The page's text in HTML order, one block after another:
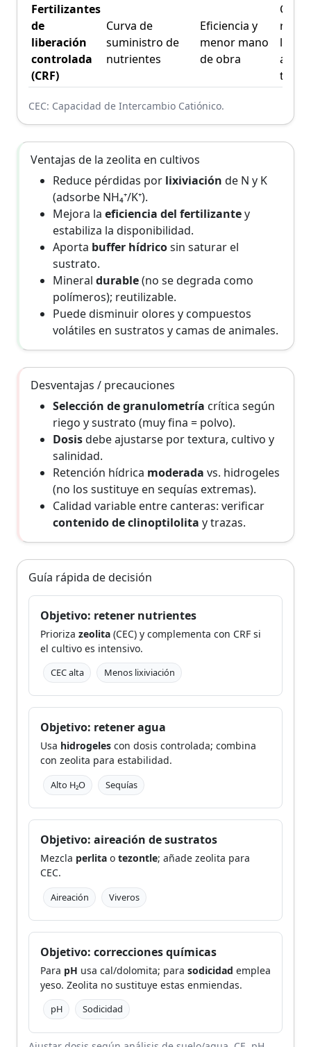
Fertilizantes
de
liberación
controlada
(CRF)
Curva de
suministro de
nutrientes
Eficiencia y
menor mano
de obra
CEC: Capacidad de Intercambio Catiónico.
Ventajas de la zeolita en cultivos
Reduce pérdidas por lixiviación de N y K
(adsorbe NH₄⁺/K⁺).
Mejora la eficiencia del fertilizantey
estabiliza la disponibilidad.
Aporta buffer hídricosin saturar el
sustrato.
Mineral durable(no se degrada como
polímeros); reutilizable.
Puede disminuir olores y compuestos
volátiles en sustratos y camas de animales.
Desventajas / precauciones
Selección de granulometría crítica según
riego y sustrato (muy fina = polvo).
Dosisdebe ajustarse por textura, cultivo y
salinidad.
Retención hídrica moderada vs. hidrogeles
(no los sustituye en sequías extremas).
Calidad variable entre canteras: verificar
contenido de clinoptilolita y trazas.
Guía rápida de decisión
Objetivo: retener nutrientes
Prioriza zeolita (CEC) y complementa con CRF si
el cultivo es intensivo.
CEC alta Menos lixiviación
Objetivo: retener agua
Usa hidrogeles con dosis controlada; combina
con zeolita para estabilidad.
Alto H₂O Sequías
Objetivo: aireación de sustratos
Mezcla perlita o tezontle; añade zeolita para
CEC.
Aireación Viveros
Objetivo: correcciones químicas
Para pH usa cal/dolomita; para sodicidad emplea
yeso. Zeolita no sustituye estas enmiendas.
pH Sodicidad